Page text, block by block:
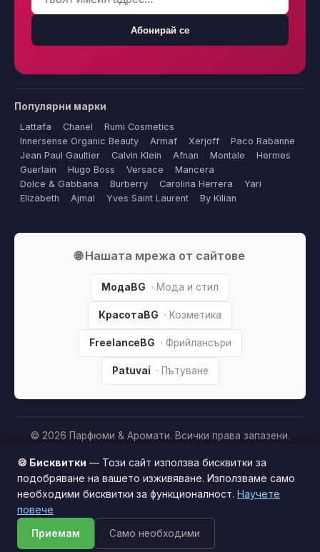
Абонирай се
Популярни марки
Lattafa Chanel
Rumi Cosmetics
Innersense Organic Beauty
Armaf Xerjoff
Paco Rabanne
Jean Paul Gaultier
Calvin Klein Afnan Montale
Hermes
Guerlain
Hugo Boss Versace
Mancera
Dolce & Gabbana
Burberry Carolina Herrera
Yari
Elizabeth
Ajmal Yves Saint Laurent By Kilian
🌐 Нашата мрежа от сайтове
МодаBG · Мода и стил
КрасотаBG · Козметика
FreelanceBG · Фрийлансъри
Patuvai · Пътуване
© 2026 Парфюми & Аромати. Всички права запазени.
Партньорско разкриване:
Този сайт е независим и
съдържа партньорски (affiliate) линкове. Когато купите
продукт през тях, може да получим малка комисиона от
това да оскъпява покупката за вас. Това
ни помага да поддържаме сайта безплатен.
печелим »
Този сайт използва бисквитки за по-добро
Приемам
🍪 Бисквитки — Този сайт използва бисквитки за
подобряване на вашето изживяване. Използваме само
необходими бисквитки за функционалност. Научете
повече
Приемам Само необходими